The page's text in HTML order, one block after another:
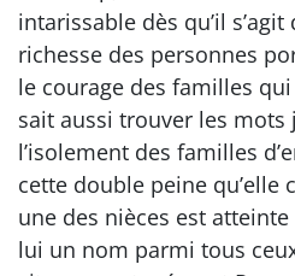
intarissable dès qu’il s’agit
richesse des personnes
le courage des familles
sait aussi trouver les
l’isolement des familles
cette double peine
une des nièces est atteinte
lui un nom parmi tous